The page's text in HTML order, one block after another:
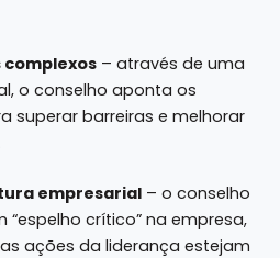
complexos – através de uma
o conselho aponta os
superar barreiras e melhorar
empresarial – o conselho
crítico” na empresa,
ações da liderança estejam